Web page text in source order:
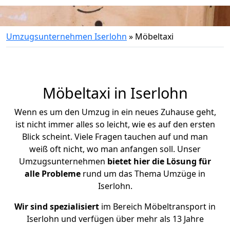
Umzugsunternehmen Iserlohn » Möbeltaxi
Möbeltaxi in Iserlohn
Wenn es um den Umzug in ein neues Zuhause geht,
ist nicht immer alles so leicht, wie es auf den ersten
Blick scheint. Viele Fragen tauchen auf und man
weiß oft nicht, wo man anfangen soll. Unser
Umzugsunternehmen bietet hier die Lösung für
alle Probleme rund um das Thema Umzüge in
Iserlohn.
Wir sind spezialisiert im Bereich Möbeltransport in
Iserlohn und verfügen über mehr als 13 Jahre